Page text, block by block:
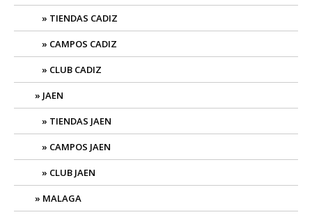
TIENDAS CADIZ
CAMPOS CADIZ
CLUB CADIZ
JAEN
TIENDAS JAEN
CAMPOS JAEN
CLUB JAEN
MALAGA